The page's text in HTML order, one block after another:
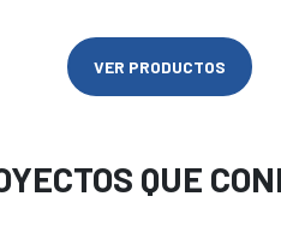
VER PRODUCTOS
QUE